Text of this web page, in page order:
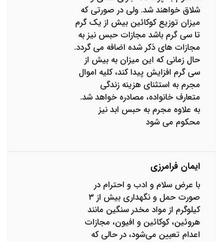
شلاق خواهند شد. ولی در صورتی که
میزان توزیع کوکائین بیش از یک گرم
تا سی گرم باشد مجازات حبس نیز به
مجازات های ذکر شده اضافه می گردد.
حال زمانی که این میزان به بیش از
سی گرم افزایش پیدا کند، کلیه اموال
مجرم به استثنای هزینه زندگی
متعارف خانواده، مصادره خواهد شد.
به علاوه مجرم به حبس ابد نیز
محکوم می شود
ایمان فرامرزی
با عرض سلام و ادب و احترام در
صورت حمل و نگهداری بیش از ۳
کیلوگرم از مواد مخدر سنگین مانند
هروئین، کوکائین و افیون، مجازات
اعدام تعیین می‌شود، در حالی که